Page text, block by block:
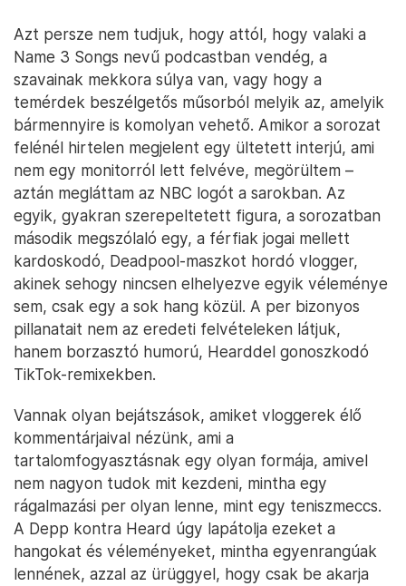
Azt persze nem tudjuk, hogy attól, hogy valaki a
Name 3 Songs nevű podcastban vendég, a
szavainak mekkora súlya van, vagy hogy a
temérdek beszélgetős műsorból melyik az, amelyik
bármennyire is komolyan vehető. Amikor a sorozat
felénél hirtelen megjelent egy ültetett interjú, ami
nem egy monitorról lett felvéve, megörültem –
aztán megláttam az NBC logót a sarokban. Az
egyik, gyakran szerepeltetett figura, a sorozatban
második megszólaló egy, a férfiak jogai mellett
kardoskodó, Deadpool-maszkot hordó vlogger,
akinek sehogy nincsen elhelyezve egyik véleménye
sem, csak egy a sok hang közül. A per bizonyos
pillanatait nem az eredeti felvételeken látjuk,
hanem borzasztó humorú, Hearddel gonoszkodó
TikTok-remixekben.
Vannak olyan bejátszások, amiket vloggerek élő
kommentárjaival nézünk, ami a
tartalomfogyasztásnak egy olyan formája, amivel
nem nagyon tudok mit kezdeni, mintha egy
rágalmazási per olyan lenne, mint egy teniszmeccs.
A Depp kontra Heard úgy lapátolja ezeket a
hangokat és véleményeket, mintha egyenrangúak
lennének, azzal az ürüggyel, hogy csak be akarja